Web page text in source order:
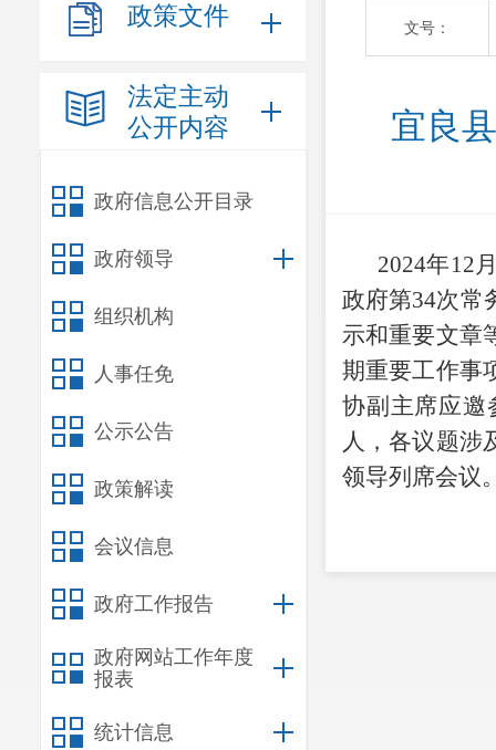
政策文件
法定主动
公开内容
政府信息公开目录
政府领导
组织机构
人事任免
公示公告
政策解读
会议信息
政府工作报告
政府网站工作年度
报表
统计信息
文号：
宜良
2024年12
政府第34次常
示和重要文章
期重要工作事
协副主席应邀
人，各议题涉
领导列席会议